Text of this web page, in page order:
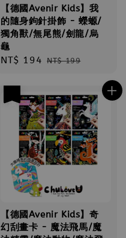
【德國Avenir Kids】我
的隨身鉤針掛飾 - 蠑螈/
獨角獸/無尾熊/劍龍/烏
龜
Sale
NT$ 194 Regular
NT$ 199
【德國Avenir Kids】奇
幻刮畫卡 - 魔法飛馬/魔